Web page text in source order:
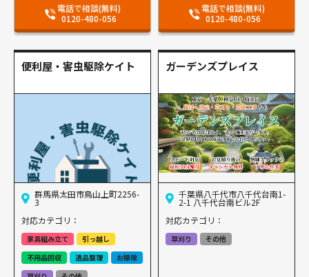
電話で相談(無料)
0120-480-056
電話で相談(無料)
0120-480-056
便利屋・害虫駆除ケイト
群馬県太田市鳥山上町2256-
3
対応カテゴリ：
家具組み立て
引っ越し
不用品回収
遺品整理
お掃除
ガーデンズプレイス
千葉県八千代市八千代台南1-
2-1 八千代台南ビル2F
対応カテゴリ：
草刈り その他